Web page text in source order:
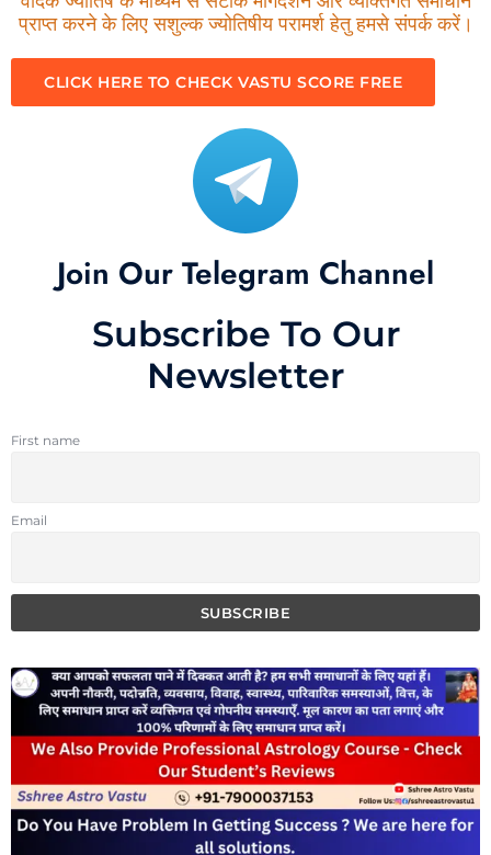
प्राप्त करने के लिए सशुल्क ज्योतिषीय परामर्श हेतु हमसे संपर्क करें।
CLICK HERE TO CHECK VASTU SCORE FREE
Join Our Telegram Channel
Subscribe To Our
Newsletter
First name
Email